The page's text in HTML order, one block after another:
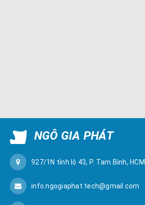
NGÔ GIA PHÁT
927/1N tỉnh lộ 43, P. Tam Bình, HCM
info.ngogiaphat.tech@gmail.com